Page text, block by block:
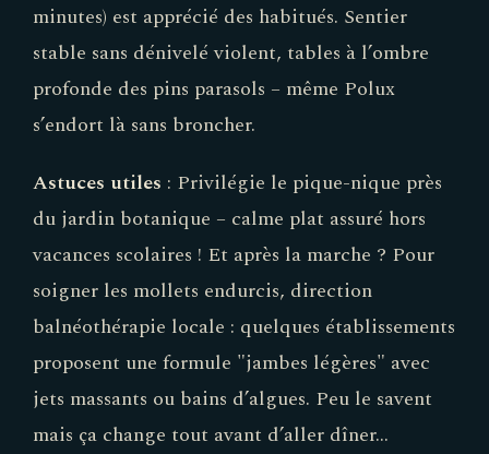
minutes) est apprécié des habitués. Sentier
stable sans dénivelé violent, tables à l’ombre
profonde des pins parasols – même Polux
s’endort là sans broncher.
Astuces utiles : Privilégie le pique-nique près
du jardin botanique – calme plat assuré hors
vacances scolaires ! Et après la marche ? Pour
soigner les mollets endurcis, direction
balnéothérapie locale : quelques établissements
proposent une formule "jambes légères" avec
jets massants ou bains d’algues. Peu le savent
mais ça change tout avant d’aller dîner…